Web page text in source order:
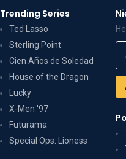
Trending Series
Ted Lasso
Sterling Point
Cien Años de Soledad
House of the Dragon
Lucky
X-Men '97
Futurama
Special Ops: Lioness